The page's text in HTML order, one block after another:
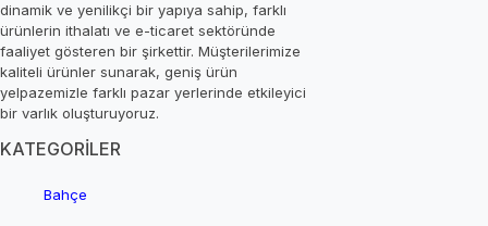
dinamik ve yenilikçi bir yapıya sahip, farklı
ürünlerin ithalatı ve e-ticaret sektöründe
faaliyet gösteren bir şirkettir. Müşterilerimize
kaliteli ürünler sunarak, geniş ürün
yelpazemizle farklı pazar yerlerinde etkileyici
bir varlık oluşturuyoruz.
KATEGORİLER
Bahçe